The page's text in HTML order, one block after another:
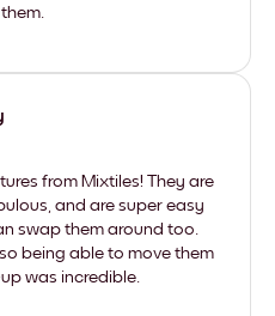
from Mixtiles! They are
and are super easy
swap them around too.
being able to move them
was incredible.